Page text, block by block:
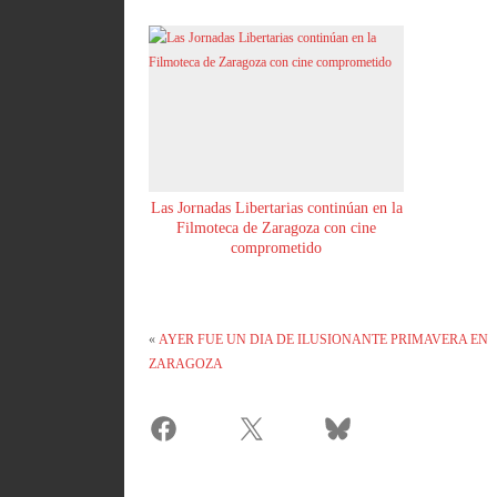
Las Jornadas Libertarias continúan en la
Filmoteca de Zaragoza con cine
comprometido
«AYER FUE UN DIA DE ILUSIONANTE PRIMAVERA EN
ZARAGOZA